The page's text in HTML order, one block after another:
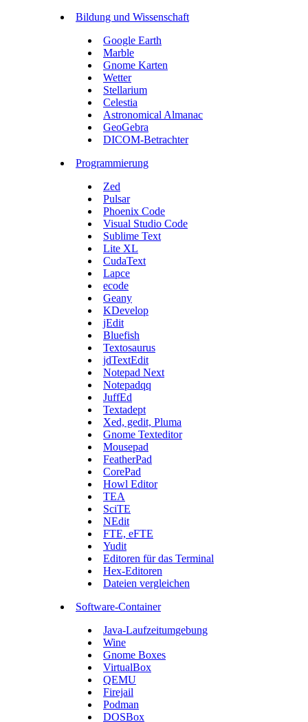
Bildung und Wissenschaft
Google Earth
Marble
Gnome Karten
Wetter
Stellarium
Celestia
Astronomical Almanac
GeoGebra
DICOM-Betrachter
Programmierung
Zed
Pulsar
Phoenix Code
Visual Studio Code
Sublime Text
Lite XL
CudaText
Lapce
ecode
Geany
KDevelop
jEdit
Bluefish
Textosaurus
jdTextEdit
Notepad Next
Notepadqq
JuffEd
Textadept
Xed, gedit, Pluma
Gnome Texteditor
Mousepad
FeatherPad
CorePad
Howl Editor
TEA
SciTE
NEdit
FTE, eFTE
Yudit
Editoren für das Terminal
Hex-Editoren
Dateien vergleichen
Software-Container
Java-Laufzeitumgebung
Wine
Gnome Boxes
VirtualBox
QEMU
Firejail
Podman
DOSBox